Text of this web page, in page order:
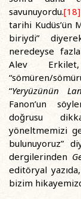
savunuyordu.[18]
tarihi Kudüs’ün
biriydi”
neredeyse
Alev
“sömüren/
“Yeryüzünün
Fanon’un
doğrusu
yöneltmemizi
bulunuyoruz”
dergilerinden
editöryal
bizim